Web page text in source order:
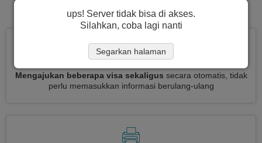
untuk visa ke Djibouti
Mengajukan beberapa visa sekaligus secara otomatis, tidak
perlu memasukkan informasi berulang-ulang
ups! Server tidak bisa di akses.
Silahkan, coba lagi nanti
Segarkan halaman